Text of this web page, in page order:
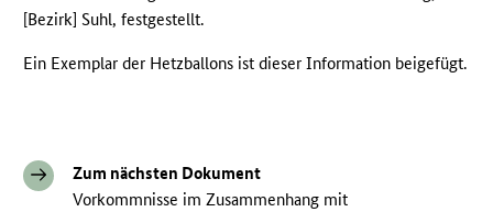
[Bezirk] Suhl, festgestellt.
Ein Exemplar der Hetzballons ist dieser Information beigefügt.
Zum nächsten Dokument
Vorkommnisse im Zusammenhang mit